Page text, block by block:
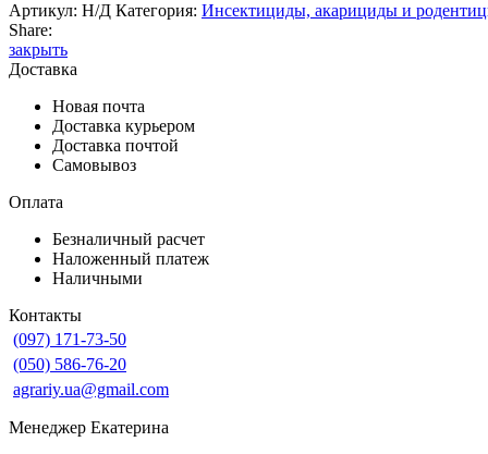
Артикул: Н/Д Категория: Инсектициды, акарициды и
Share:
закрыть
Доставка
Новая почта
Доставка курьером
Доставка почтой
Самовывоз
Оплата
Безналичный расчет
Наложенный платеж
Наличными
Контакты
(097) 171-73-50
(050) 586-76-20
agrariy.ua@gmail.com
Менеджер Екатерина